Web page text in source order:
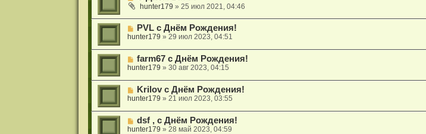
hunter179 » 25 июл 2021, 04:46
PVL с Днём Рождения!
hunter179 » 29 июл 2023, 04:51
farm67 с Днём Рождения!
hunter179 » 30 авг 2023, 04:15
Krilov с Днём Рождения!
hunter179 » 21 июл 2023, 03:55
dsf , с Днём Рождения!
hunter179 » 28 май 2023, 04:59